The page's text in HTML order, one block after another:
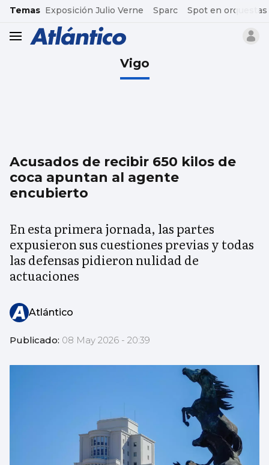
common.go-to-content
Temas Exposición Julio Verne Sparc Spot en orquestas
header.menu.open
Vigo
Acusados de recibir 650 kilos de
coca apuntan al agente
encubierto
En esta primera jornada, las partes
expusieron sus cuestiones previas y todas
las defensas pidieron nulidad de
actuaciones
Atlántico
Publicado: 08 May 2026 - 20:39